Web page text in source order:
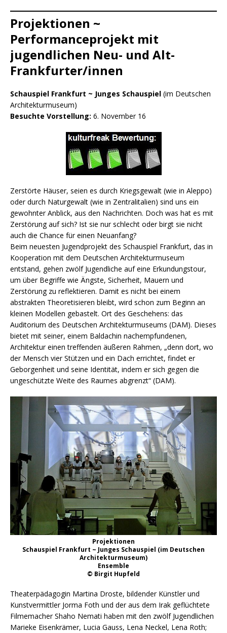
Projektionen ~
Performanceprojekt mit
jugendlichen Neu- und Alt-
Frankfurter/innen
Schauspiel Frankfurt ~ Junges Schauspiel (im Deutschen
Architekturmuseum)
Besuchte Vorstellung: 6. November 16
Zerstörte Häuser, seien es durch Kriegsgewalt (wie in Aleppo)
oder durch Naturgewalt (wie in Zentralitalien) sind uns ein
gewohnter Anblick, aus den Nachrichten. Doch was hat es mit
Zerstörung auf sich? Ist sie nur schlecht oder birgt sie nicht
auch die Chance für einen Neuanfang?
Beim neuesten Jugendprojekt des Schauspiel Frankfurt, das in
Kooperation mit dem Deutschen Architekturmuseum
entstand, gehen zwölf Jugendliche auf eine Erkundungstour,
um über Begriffe wie Ängste, Sicherheit, Mauern und
Zerstörung zu reflektieren. Damit es nicht bei einem
abstrakten Theoretisieren bleibt, wird schon zum Beginn an
kleinen Modellen gebastelt. Ort des Geschehens: das
Auditorium des Deutschen Architekturmuseums (DAM). Dieses
bietet mit seiner, einem Baldachin nachempfundenen,
Architektur einen treffenden äußeren Rahmen, „denn dort, wo
der Mensch vier Stützen und ein Dach errichtet, findet er
Geborgenheit und seine Identität, indem er sich gegen die
ungeschützte Weite des Raumes abgrenzt“ (DAM).
Projektionen
Schauspiel Frankfurt ~ Junges Schauspiel (im Deutschen
Architekturmuseum)
Ensemble
© Birgit Hupfeld
Theaterpädagogin Martina Droste, bildender Künstler und
Kunstvermittler Jorma Foth und der aus dem Irak geflüchtete
Filmemacher Shaho Nemati haben mit den zwölf Jugendlichen
Marieke Eisenkrämer, Lucia Gauss, Lena Neckel, Lena Roth;